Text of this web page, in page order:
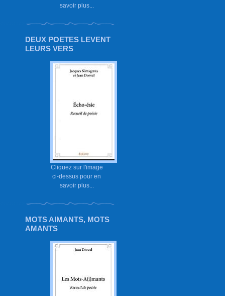
savoir plus...
DEUX POETES LEVENT
LEURS VERS
Cliquez sur l'image
ci-dessus pour en
savoir plus...
MOTS AIMANTS, MOTS
AMANTS